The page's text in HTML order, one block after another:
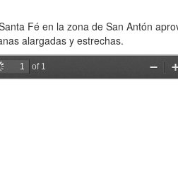
Fé en la zona de San Antón
alargadas y estrechas.